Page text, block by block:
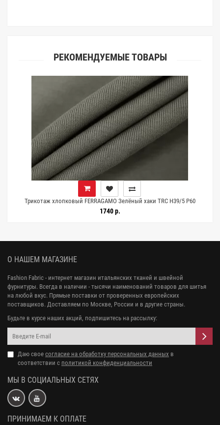
РЕКОМЕНДУЕМЫЕ ТОВАРЫ
Трикотаж хлопковый FERRAGAMO Зелёный хаки TRC H39/5 P60
10022677
1740 р.
О НАШЕМ МАГАЗИНЕ
Fashion Fabric - интернет магазин итальянских тканей и швейной
фурнитуры. Всегда в наличии - тысячи наименований товаров для шитья
на любой вкус. Прямые поставки от проверенных европейских
поставщиков. Доставляем по Москве, России и в другие страны.
Будьте в курсе наших акций, подпишитесь на рассылку:
Даю свое согласие на обработку персональных данных в
соответствии с политикой конфиденциальности
МЫ В СОЦИАЛЬНЫХ СЕТЯХ
ПРИНИМАЕМ К ОПЛАТЕ